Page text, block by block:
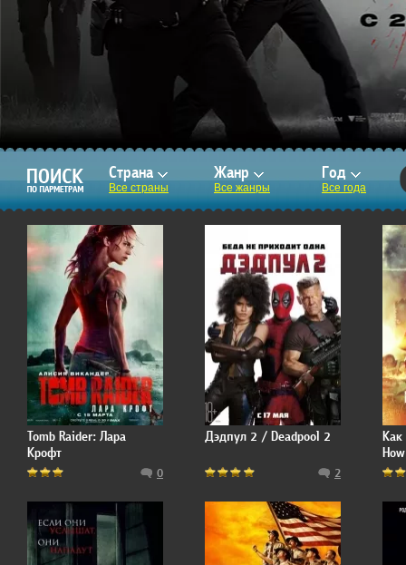
Страна
Все страны
Жанр
Все жанры
Год
Все года
Tomb Raider: Лара
Крофт
0
Дэдпул 2 / Deadpool 2
2
Как